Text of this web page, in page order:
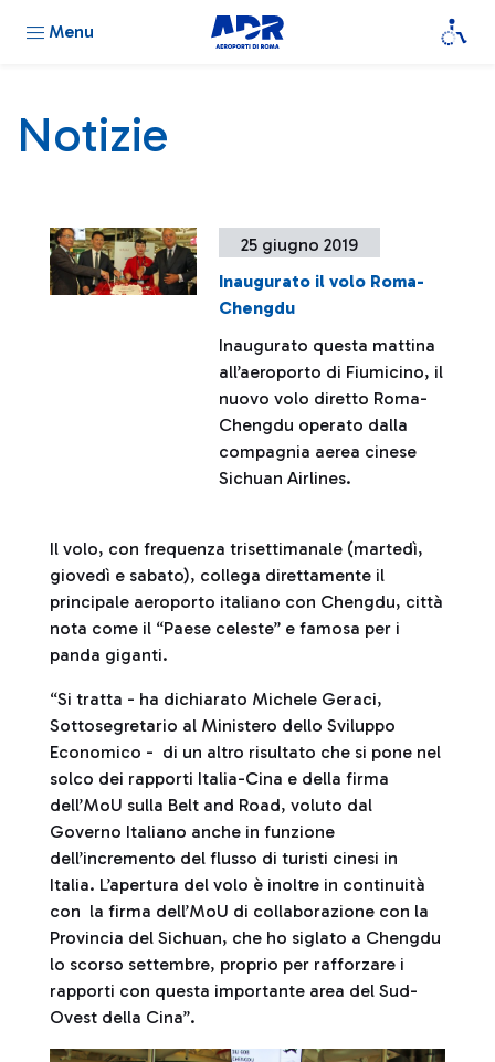
Menu
Notizie
25 giugno 2019
Inaugurato il volo Roma-
Chengdu
Inaugurato questa mattina
all’aeroporto di Fiumicino, il
nuovo volo diretto Roma-
Chengdu operato dalla
compagnia aerea cinese
Sichuan Airlines.
Il volo, con frequenza trisettimanale (martedì,
giovedì e sabato), collega direttamente il
principale aeroporto italiano con Chengdu, città
nota come il “Paese celeste” e famosa per i
panda giganti.
“Si tratta - ha dichiarato Michele Geraci,
Sottosegretario al Ministero dello Sviluppo
Economico - di un altro risultato che si pone nel
solco dei rapporti Italia-Cina e della firma
dell’MoU sulla Belt and Road, voluto dal
Governo Italiano anche in funzione
dell’incremento del flusso di turisti cinesi in
Italia. L’apertura del volo è inoltre in continuità
con la firma dell’MoU di collaborazione con la
Provincia del Sichuan, che ho siglato a Chengdu
lo scorso settembre, proprio per rafforzare i
rapporti con questa importante area del Sud-
Ovest della Cina”.